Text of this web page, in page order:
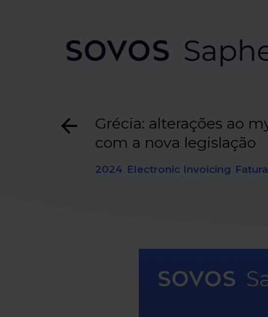
Grécia: alterações ao
com a nova legislação
2024 Electronic Invoicing